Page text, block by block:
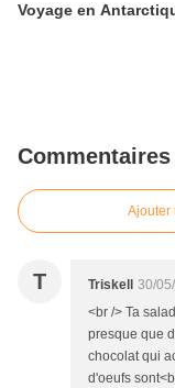
Voyage en
Commentaires
Ajouter
T Triskell
30/
<br /> Ta
presque que
chocolat qui
d'oeufs